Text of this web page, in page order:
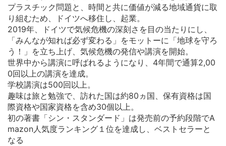
プラスチック問題と、時間と共に価値が減る地域通貨に取
り組むため、ドイツへ移住し、起業。
2019年、ドイツで気候危機の深刻さを目の当たりにし、
「みんなが知れば必ず変わる」をモットーに「地球を守ろ
う！」を立ち上げ、気候危機の発信や講演を開始。
世界中から講演に呼ばれるようになり、4年間で通算2,00
0回以上の講演を達成。
学校講演は500回以上。
趣味は旅と勉強で、訪れた国は約80ヵ国、保有資格は国
際資格や国家資格を含め30個以上。
初の著書「シン・スタンダード」は発売前の予約段階でA
mazon人気度ランキング１位を達成し、ベストセラーと
なる